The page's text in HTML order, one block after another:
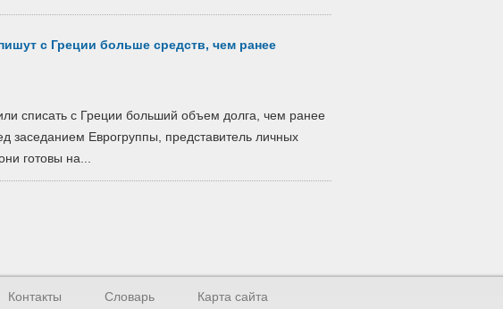
с Греции больше средств, чем ранее
списать с Греции больший объем долга, чем ранее
заседанием Еврогруппы, представитель личных
готовы на...
Контакты Словарь Карта сайта